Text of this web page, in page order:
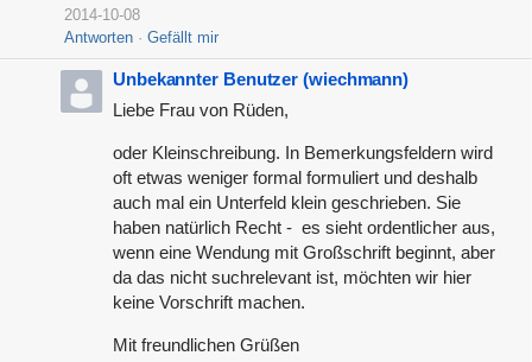
2014-10-08
Antworten
Gefällt mir
Unbekannter Benutzer (wiechmann)
Liebe Frau von Rüden,
oder Kleinschreibung. In Bemerkungsfeldern wird
oft etwas weniger formal formuliert und deshalb
auch mal ein Unterfeld klein geschrieben. Sie
haben natürlich Recht - es sieht ordentlicher aus,
wenn eine Wendung mit Großschrift beginnt, aber
da das nicht suchrelevant ist, möchten wir hier
keine Vorschrift machen.
Mit freundlichen Grüßen